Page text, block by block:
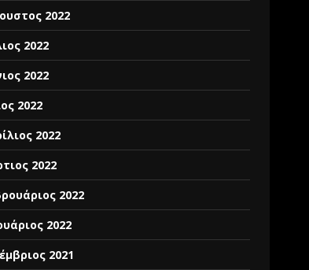
2022
2022
2022
2022
2022
2022
2022
2022
2021